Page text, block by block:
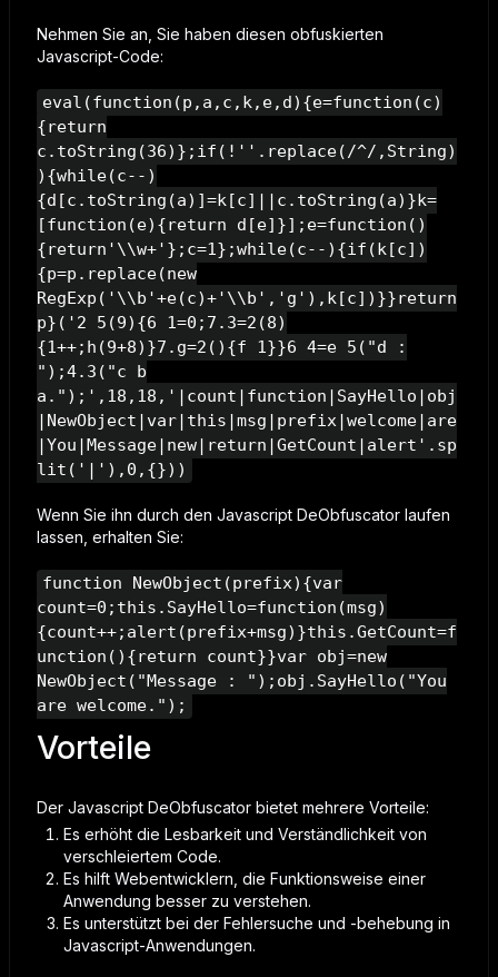
Nehmen Sie an, Sie haben diesen obfuskierten
Javascript-Code:
eval(function(p,a,c,k,e,d){e=function(c)
{return
c.toString(36)};if(!''.replace(/^/,String)
){while(c--)
{d[c.toString(a)]=k[c]||c.toString(a)}k=
[function(e){return d[e]}];e=function()
{return'\\w+'};c=1};while(c--){if(k[c])
{p=p.replace(new
RegExp('\\b'+e(c)+'\\b','g'),k[c])}}return
p}('2 5(9){6 1=0;7.3=2(8)
{1++;h(9+8)}7.g=2(){f 1}}6 4=e 5("d :
");4.3("c b
a.");',18,18,'|count|function|SayHello|obj
|NewObject|var|this|msg|prefix|welcome|are
|You|Message|new|return|GetCount|alert'.sp
lit('|'),0,{}))
Wenn Sie ihn durch den Javascript DeObfuscator laufen
lassen, erhalten Sie:
function NewObject(prefix){var
count=0;this.SayHello=function(msg)
{count++;alert(prefix+msg)}this.GetCount=f
unction(){return count}}var obj=new
NewObject("Message : ");obj.SayHello("You
are welcome.");
Vorteile
Der Javascript DeObfuscator bietet mehrere Vorteile:
Es erhöht die Lesbarkeit und Verständlichkeit von
verschleiertem Code.
Es hilft Webentwicklern, die Funktionsweise einer
Anwendung besser zu verstehen.
Es unterstützt bei der Fehlersuche und -behebung in
Javascript-Anwendungen.